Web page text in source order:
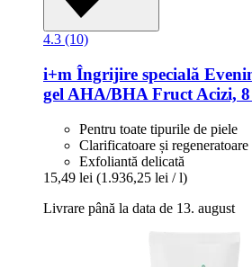
4.3 (10)
i+m Îngrijire specială
gel AHA/BHA Fruct Acizi,
Pentru toate tipurile de piele
Clarificatoare și regeneratoare
Exfoliantă delicată
15,49 lei (1.936,25 lei / l)
Livrare până la data de 13. august